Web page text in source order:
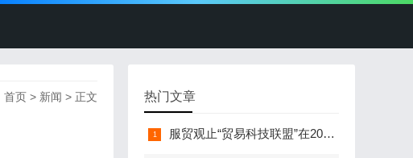
首页 > 新闻 > 正文 热门文章
服贸观止“贸易科技联盟”在2022服贸会启动